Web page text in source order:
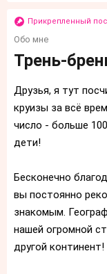
Прикрепленный
Обо мне
Трень-
Друзья, я тут
круизы за всё
число - больше
дети!
Бесконечно
вы постоянно
знакомым.
нашей огромной
другой континент!